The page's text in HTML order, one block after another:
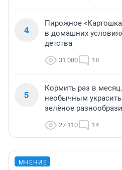
4
Пирожное
в домашних
детства
31 080 18
5
Кормить раз в
необычным
зелёное
27 110 14
МНЕНИЕ